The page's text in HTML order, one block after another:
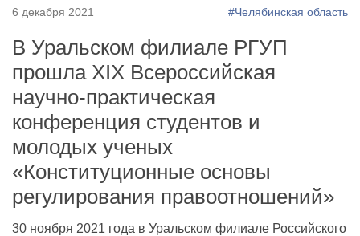
6 декабря 2021 #Челябинская область
В Уральском филиале РГУП
прошла XIX Всероссийская
научно-практическая
конференция студентов и
молодых ученых
«Конституционные основы
регулирования правоотношений»
30 ноября 2021 года в Уральском филиале Российского